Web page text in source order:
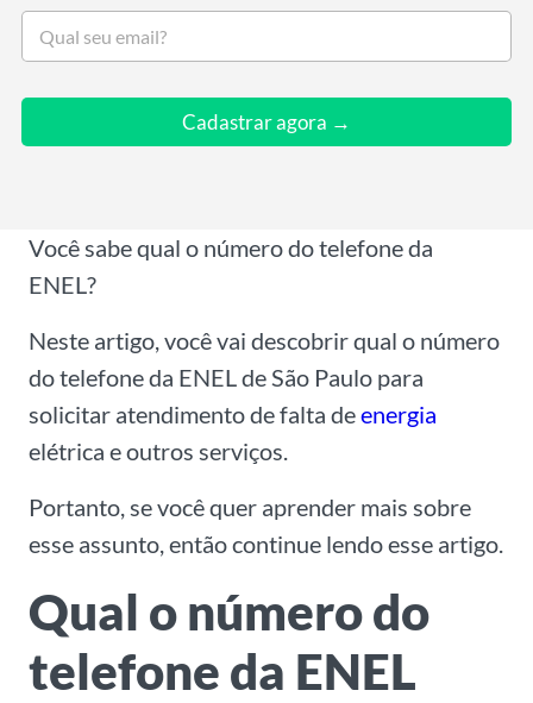
S
u
Cadastrar agora →
Você sabe qual o número do telefone da
ENEL?
Neste artigo, você vai descobrir qual o número
do telefone da ENEL de São Paulo para
solicitar atendimento de falta deenergia
elétrica e outros serviços.
Portanto, se você quer aprender mais sobre
esse assunto, então continue lendo esse artigo.
Qual o número do
telefone da ENEL